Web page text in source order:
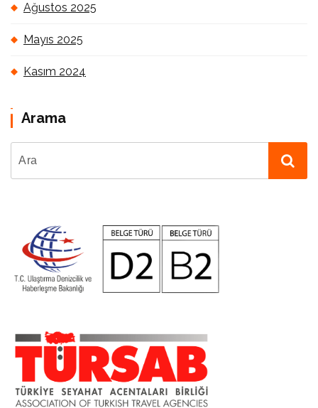
Ağustos 2025
Mayıs 2025
Kasım 2024
Arama